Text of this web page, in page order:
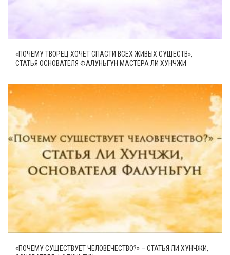
«ПОЧЕМУ ТВОРЕЦ ХОЧЕТ СПАСТИ ВСЕХ ЖИВЫХ СУЩЕСТВ»,
СТАТЬЯ ОСНОВАТЕЛЯ ФАЛУНЬГУН МАСТЕРА ЛИ ХУНЧЖИ
«ПОЧЕМУ СУЩЕСТВУЕТ ЧЕЛОВЕЧЕСТВО?» – СТАТЬЯ ЛИ ХУНЧЖИ,